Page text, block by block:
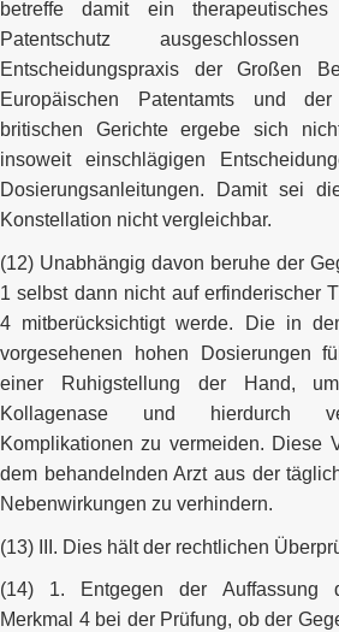
betreffe damit ein
Patentschutz
Entscheidungspraxis der Großen
Europäischen Patentamts und
britischen Gerichte ergebe sich
insoweit einschlägigen
Dosierungsanleitungen. Damit sei
Konstellation nicht vergleichbar.
(12) Unabhängig davon beruhe der
1 selbst dann nicht auf erfinderischer
4 mitberücksichtigt werde. Die in
vorgesehenen hohen Dosierungen
einer Ruhigstellung der Hand,
Kollagenase und hierdurch
Komplikationen zu vermeiden. Diese
dem behandelnden Arzt aus der
Nebenwirkungen zu verhindern.
(13) III. Dies hält der rechtlichen
(14) 1. Entgegen der Auffassung
Merkmal 4 bei der Prüfung, ob der